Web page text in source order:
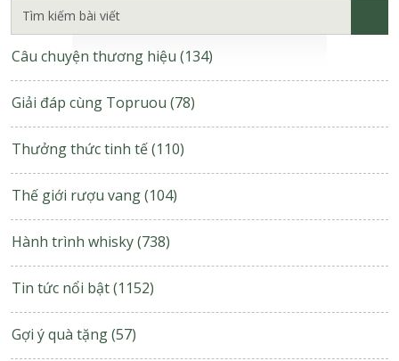
Câu chuyện thương hiệu (134)
Giải đáp cùng Topruou (78)
Thưởng thức tinh tế(110)
Thế giới rượu vang(104)
Hành trình whisky(738)
Tin tức nổi bật(1152)
Gợi ý quà tặng(57)